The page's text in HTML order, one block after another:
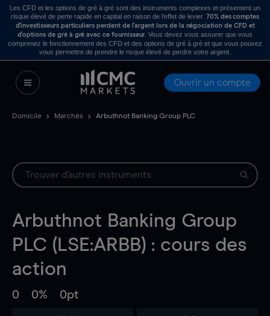
Les CFD et les options de gré à gré sont des instruments complexes et présentent un
risque élevé de perte rapide en capital en raison de l’effet de levier. 70% des comptes
d’investisseurs particuliers perdent de l’argent lors de la négociation de CFD et
d’options de gré à gré avec ce fournisseur . Vous devez vous assurer que vous
comprenez le fonctionnement des CFD et des options de gré à gré et que vous pouvez
vous permettre de prendre le risque élevé de perdre votre argent.
Ouvrir un compte
Domicile Marchés Arbuthnot Banking Group PLC
Arbuthnot Banking Group
PLC (LSE:ARBB) : cours des
action
0 0% 0pt